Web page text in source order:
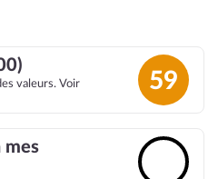
valeurs. Voir
59
mes